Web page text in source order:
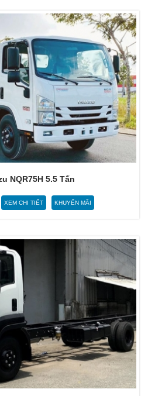
NQR75H 5.5 Tấn
XEM CHI TIẾT KHUYẾN MÃI